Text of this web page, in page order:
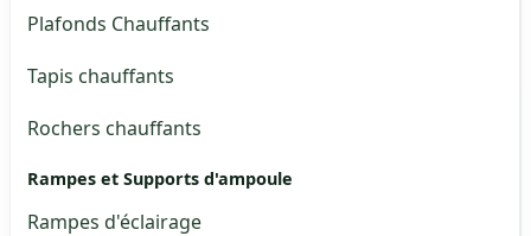
Plafonds Chauffants
Tapis chauffants
Rochers chauffants
Rampes et Supports d'ampoule
Rampes d'éclairage